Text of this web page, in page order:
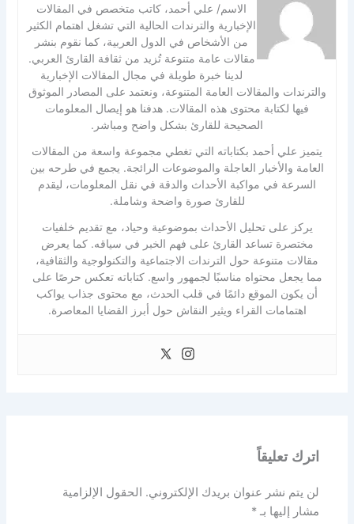
الاسم/ علي أحمد، كاتب متخصص في المقالات
الإخبارية والترندات الحالية التي تشغل اهتمام الكثير
من الأشخاص في الدول العربية، كما نقوم بنشر
مقالات عامة متنوعة تُزيد من ثقافة القارئ العربي.
لدينا خبرة طويلة في مجال المقالات الإخبارية
والترندات والمقالات العامة المتنوعة، ونعتمد على المصادر الموثوق
فيها لكتابة محتوى هذه المقالات. هدفنا هو إيصال المعلومات
الصحيحة للقارئ بشكل واضح ومباشر.
يتميز علي أحمد بكتاباته التي تغطي مجموعة واسعة من المقالات
العامة والأخبار العاجلة والموضوعات الرائجة. يجمع في طرحه بين
السرعة في مواكبة الأحداث والدقة في نقل المعلومات، ليقدم
للقارئ صورة واضحة وشاملة.
يركز على تحليل الأحداث بموضوعية وحياد، مع تقديم خلفيات
مختصرة تساعد القارئ على فهم الخبر في سياقه. كما يعرض
مقالات متنوعة حول الترندات الاجتماعية والتكنولوجية والثقافية،
مما يجعل محتواه مناسبًا لجمهور واسع. كتاباته تعكس حرصًا على
أن يكون الموقع دائمًا في قلب الحدث، مع محتوى جذاب يواكب
اهتمامات القراء ويثير النقاش حول أبرز القضايا المعاصرة.
اترك تعليقاً
لن يتم نشر عنوان بريدك الإلكتروني. الحقول الإلزامية
مشار إليها بـ*